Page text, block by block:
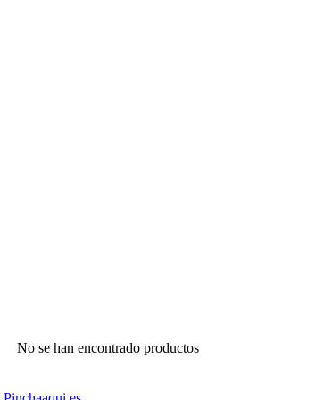
No se han encontrado productos